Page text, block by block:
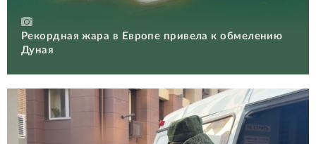
Рекордная жара в Европе привела к обмелению
Дуная